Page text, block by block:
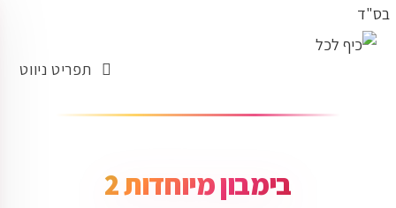
תפריט ניווט
בימבון מיוחדות 2
בס"ד